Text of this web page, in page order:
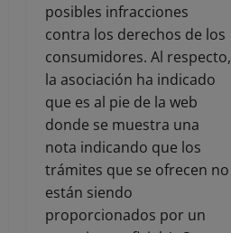
posibles infracciones
contra los derechos de los
consumidores. Al respecto,
la asociación ha indicado
que es al pie de la web
donde se muestra una
nota indicando que los
trámites que se ofrecen no
están siendo
proporcionados por un